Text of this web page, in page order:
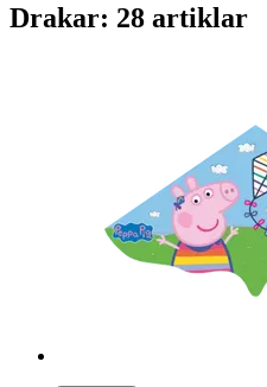
Drakar: 28 artiklar